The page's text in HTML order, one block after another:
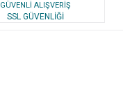
GÜVENLİ ALIŞVERİŞ
SSL GÜVENLİĞİ